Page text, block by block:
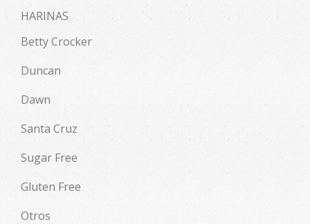
HARINAS
Betty Crocker
Duncan
Dawn
Santa Cruz
Sugar Free
Gluten Free
Otros